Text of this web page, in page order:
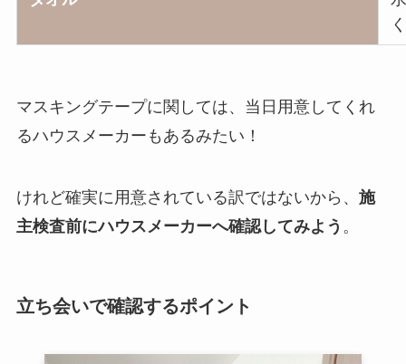
マスキングテープに関しては、当日用意してくれ
るハウスメーカーもあるみたい！
けれど確実に用意されている訳ではないから、 施
主検査前にハウスメーカーへ確認してみよう 。
立ち会いで確認するポイント